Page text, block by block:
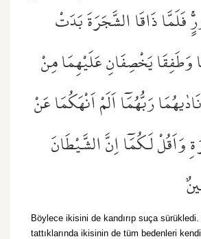
فَلَمَّا ذَاقَا الشَّجَرَةَ بَدَتْ
وَطَفِقَا يَخْصِفَانِ عَلَيْهِمَا مِنْ
رَبُّهُمَٓا اَلَمْ اَنْهَكُمَا عَنْ
وَاَقُلْ لَكُمَٓا اِنَّ الشَّيْطَانَ
Böylece ikisini de kandırıp suça
tattıklarında ikisinin de tüm bedenleri